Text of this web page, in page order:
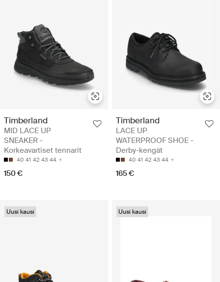
Timberland
MID LACE UP
SNEAKER -
Korkeavartiset tennarit
40 41 42 43 44
150 €
Timberland
LACE UP
WATERPROOF SHOE -
Derby-kengät
40 41 42 43 44
165 €
Uusi kausi Uusi kausi